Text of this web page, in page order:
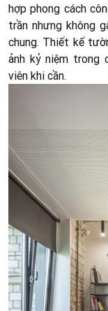
hợp phong cách
trần nhưng không
chung. Thiết kế
ảnh kỷ niệm trong
viên khi cần.